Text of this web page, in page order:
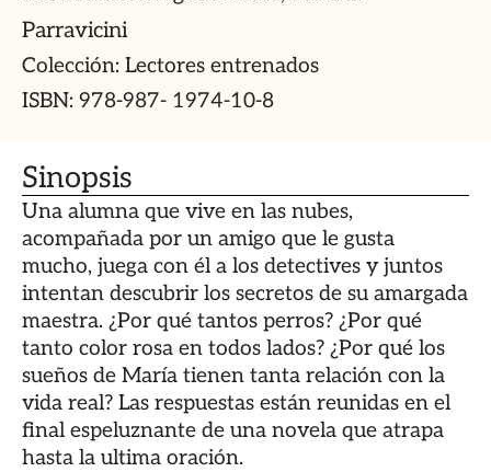
Parravicini
Colección: Lectores entrenados
ISBN: 978-987- 1974-10-8
Sinopsis
Una alumna que vive en las nubes,
acompañada por un amigo que le gusta
mucho, juega con él a los detectives y juntos
intentan descubrir los secretos de su amargada
maestra. ¿Por qué tantos perros? ¿Por qué
tanto color rosa en todos lados? ¿Por qué los
sueños de María tienen tanta relación con la
vida real? Las respuestas están reunidas en el
final espeluznante de una novela que atrapa
hasta la ultima oración.